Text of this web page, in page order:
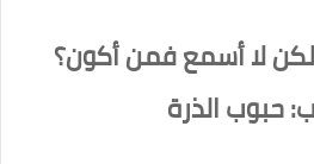
لا أسمع فمن أكون؟
حبوب الذرة